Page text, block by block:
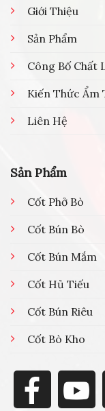
Giới Thiệu
Sản Phẩm
Công Bố Chất
Kiến Thức Ẩm
Liên Hệ
Sản Phẩm
Cốt Phở Bò
Cốt Bún Bò
Cốt Bún Mắm
Cốt Hủ Tiếu
Cốt Bún Riêu
Cốt Bò Kho